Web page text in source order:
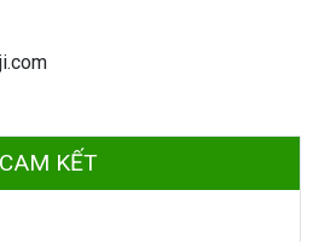
CAM KẾT